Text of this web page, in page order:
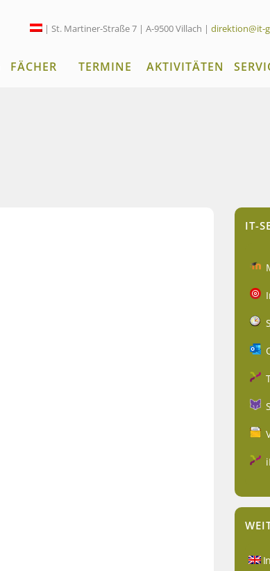
| St. Martiner-Straße 7 | A-9500 Villach | direktion@it-
FÄCHER TERMINE AKTIVITÄTEN
IT-